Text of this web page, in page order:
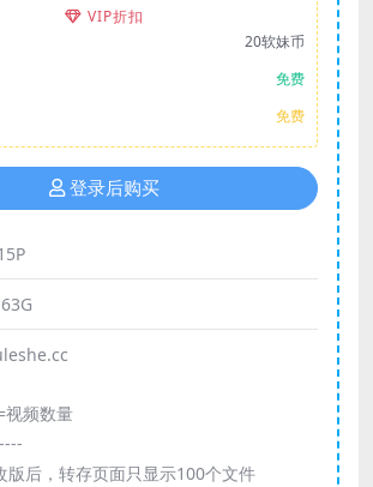
VIP折扣
20软妹币
免费
免费
登录后购买
视频数量
版后，转存页面只显示100个文件